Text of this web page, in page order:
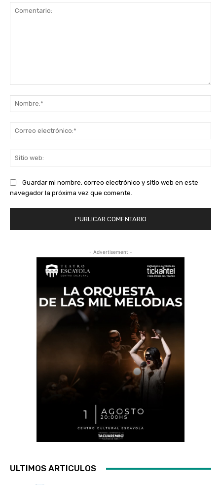
Guardar mi nombre, correo electrónico y sitio web en este
navegador la próxima vez que comente.
- Advertisement -
ULTIMOS ARTICULOS